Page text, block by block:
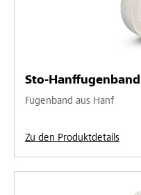
Sto-Hanffugenband
Fugenband aus Hanf
Zu den Produktdetails